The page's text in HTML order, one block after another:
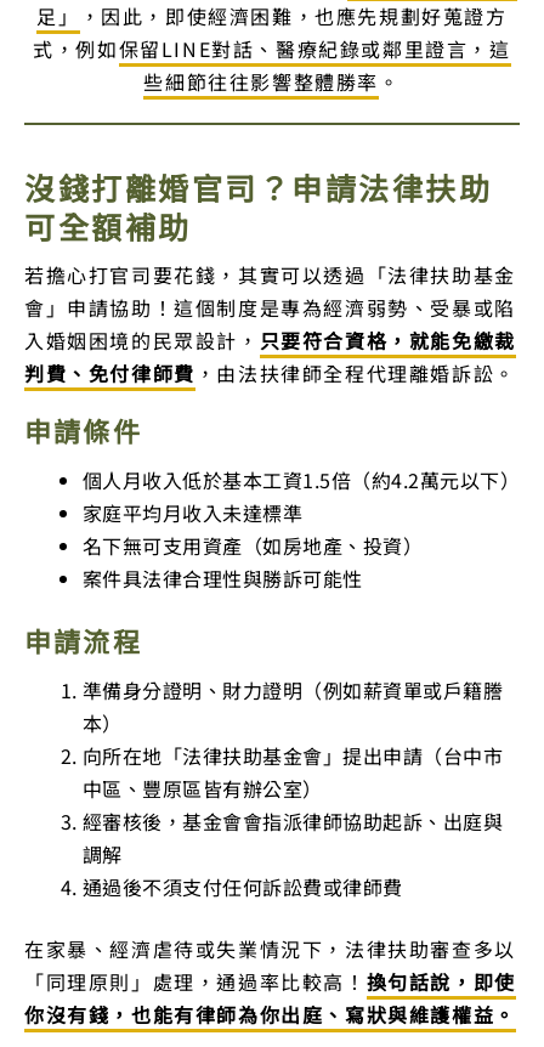
足」
，因此，即使經濟困難，也應先規劃好蒐證方
式，例如保留LINE對話、醫療紀錄或鄰里證言，這
些細節往往影響整體勝率 。
沒錢打離婚官司？申請法律扶助
可全額補助
若擔心打官司要花錢，其實可以透過「法律扶助基金
會」申請協助！這個制度是專為經濟弱勢、受暴或陷
入婚姻困境的民眾設計， 只要符合資格，就能免繳裁
判費、免付律師費 ，由法扶律師全程代理離婚訴訟。
申請條件
個人月收入低於基本工資1.5倍（約4.2萬元以下）
家庭平均月收入未達標準
名下無可支用資產（如房地產、投資）
案件具法律合理性與勝訴可能性
申請流程
準備身分證明、財力證明（例如薪資單或戶籍謄
本）
向所在地「法律扶助基金會」提出申請（台中市
中區、豐原區皆有辦公室）
經審核後，基金會會指派律師協助起訴、出庭與
調解
通過後不須支付任何訴訟費或律師費
在家暴、經濟虐待或失業情況下，法律扶助審查多以
「同理原則」處理，通過率比較高！ 換句話說，即使
你沒有錢，也能有律師為你出庭、寫狀與維護權益。